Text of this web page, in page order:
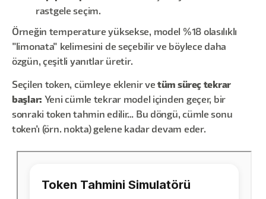
rastgele seçim.
Örneğin temperature yüksekse, model %18 olasılıklı
"limonata" kelimesini de seçebilir ve böylece daha
özgün, çeşitli yanıtlar üretir.
Seçilen token, cümleye eklenir vetüm süreç tekrar
başlar: Yeni cümle tekrar model içinden geçer, bir
sonraki token tahmin edilir… Bu döngü, cümle sonu
token'ı (örn. nokta) gelene kadar devam eder.